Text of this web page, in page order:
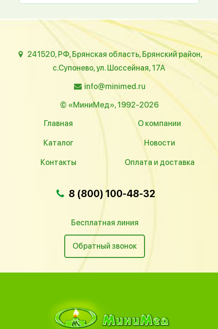
241520, РФ, Брянская область, Брянский район,
с.Супонево, ул. Шоссейная, 17А
info@minimed.ru
© «МиниМед», 1992-2026
Главная
О компании
Каталог Новости
Контакты Оплата и доставка
8 (800) 100-48-32
Бесплатная линия
Обратный звонок